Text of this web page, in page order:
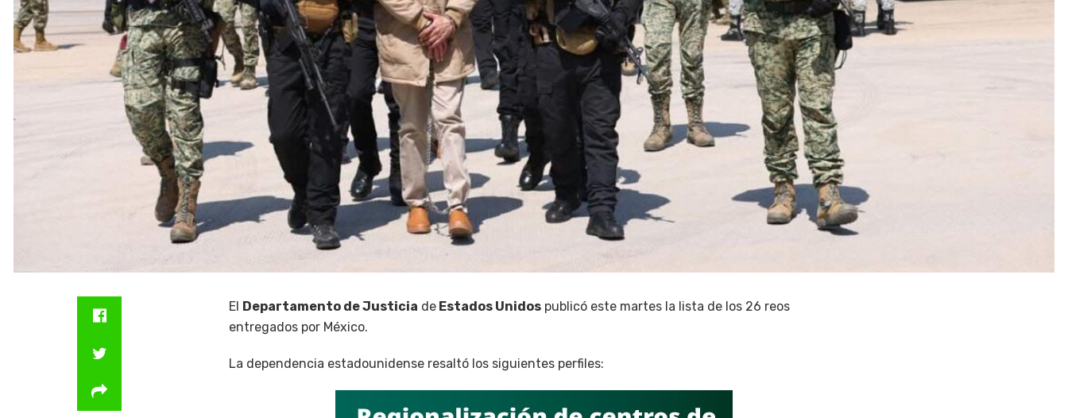
El Departamento de Justicia de Estados Unidos publicó este martes la lista de los 26 reos
entregados por México.
La dependencia estadounidense resaltó los siguientes perfiles: